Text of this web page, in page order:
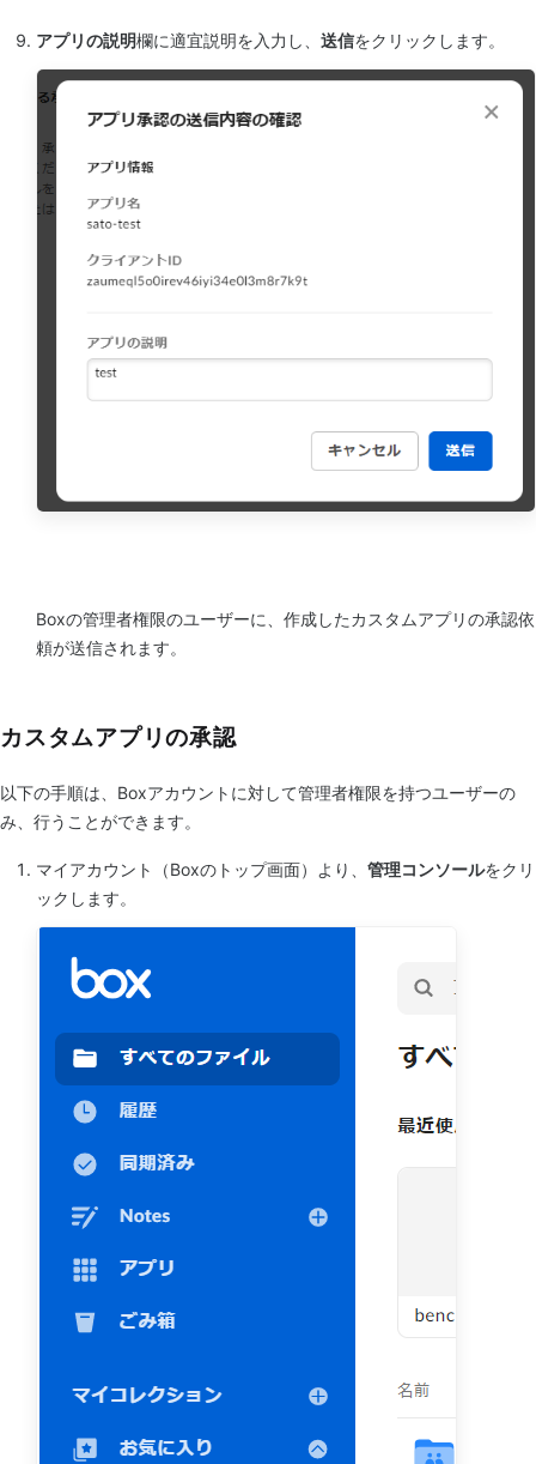
アプリの説明欄に適宜説明を入力し、 送信をクリックします。
Boxの管理者権限のユーザーに、作成したカスタムアプリの承認依
頼が送信されます。
カスタムアプリの承認
以下の手順は、Boxアカウントに対して管理者権限を持つユーザーの
み、行うことができます。
マイアカウント（Boxのトップ画面）より、 管理コンソールをクリ
ックします。